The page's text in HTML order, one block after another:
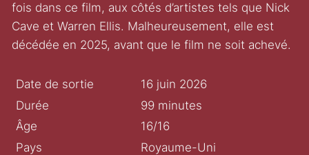
fois dans ce film, aux côtés d’artistes tels que Nick
Cave et Warren Ellis. Malheureusement, elle est
décédée en 2025, avant que le film ne soit achevé.
Date de sortie
16 juin 2026
Durée
99 minutes
Âge
16/16
Pays
Royaume-Uni